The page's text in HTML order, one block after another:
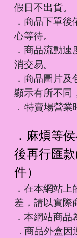
假日不出貨。
．商品下單
心等待。
．商品流動
消交易。
．商品圖片
顯示有所不同
． 特賣場營業
．麻煩等
後再行匯
件）
．在本網站
差，請以實際
．本網站商品
． 商品外盒因